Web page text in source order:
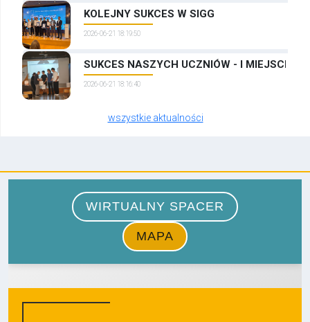
KOLEJNY SUKCES W SIGG
2026-06-21 18:19:50
SUKCES NASZYCH UCZNIÓW - I MIEJSCE W
2026-06-21 18:16:40
wszystkie aktualności